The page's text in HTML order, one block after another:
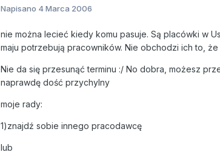
Napisano 4 Marca 2006
nie można lecieć kiedy komu pasuje. Są placówki w
maju potrzebują pracowników. Nie obchodzi ich to, że
Nie da się przesunąć terminu :/ No dobra, możesz
naprawdę dość przychylny
moje rady:
1)znajdź sobie innego pracodawcę
lub